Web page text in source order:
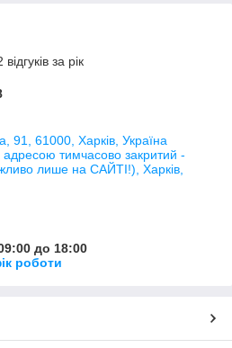
за рік
91, 61000, Харків, Україна
тимчасово закритий -
лише на САЙТІ!), Харків,
до 18:00
роботи